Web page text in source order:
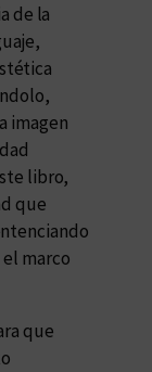
de la
imagen
libro,
que
marco
que